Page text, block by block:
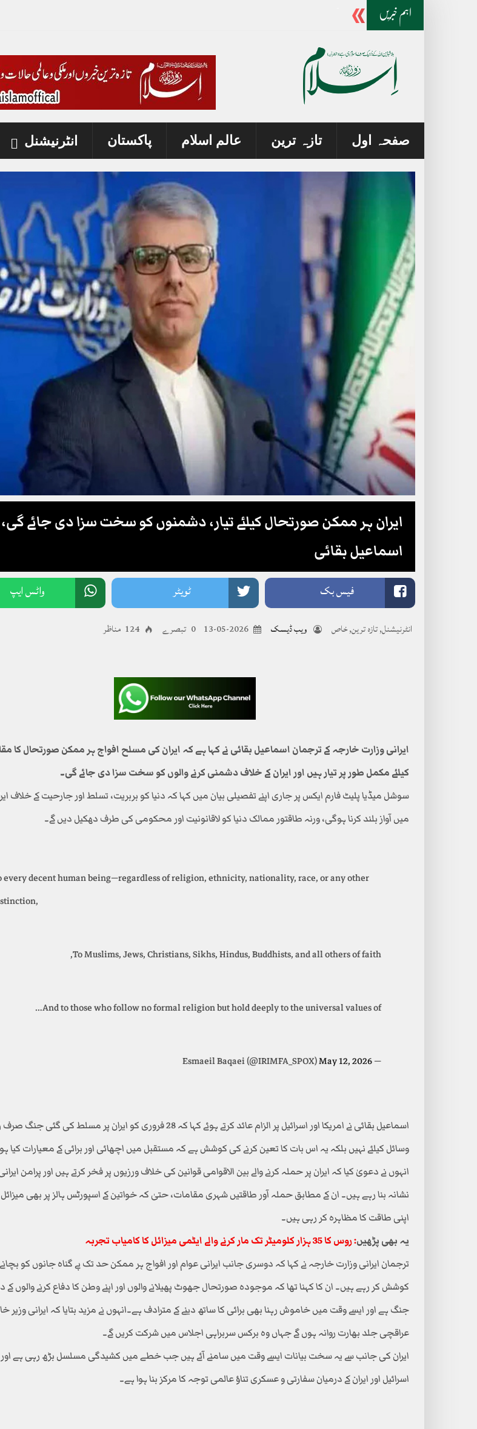
اہم خبریں
صفحہ اول تازہ ترین عالم اسلام پاکستان انٹرنیشنل
ایران ہر ممکن صورتحال کیلئے تیار، دشمنوں کو سخت سزا دی جائے گی،
اسماعیل بقائی
فیس بک ٹویٹر واٹس ایپ
انٹرنیشنل,تازہ ترین,خاص ویب ڈیسک 2026-05-13 0 تبصرے 124 مناظر
ایرانی وزارت خارجہ کے ترجمان اسماعیل بقائی نے کہا ہے کہ ایران کی مسلح افواج ہر ممکن صورتحال کا
کیلئے مکمل طور پر تیار ہیں اور ایران کے خلاف دشمنی کرنے والوں کو سخت سزا دی جائے گی۔
سوشل میڈیا پلیٹ فارم ایکس پر جاری اپنے تفصیلی بیان میں کہا کہ دنیا کو بربریت، تسلط اور جارحیت کے خلاف
میں آواز بلند کرنا ہوگی، ورنہ طاقتور ممالک دنیا کو لاقانونیت اور محکومی کی طرف دھکیل دیں گے۔
every decent human being—regardless of religion, ethnicity, nationality, race, or any other
To Muslims, Jews, Christians, Sikhs, Hindus, Buddhists, and all others of faith,
And to those who follow no formal religion but hold deeply to the universal values of…
— Esmaeil Baqaei (@IRIMFA_SPOX)
May 12, 2026
اسماعیل بقائی نے امریکا اور اسرائیل پر الزام عائد کرتے ہوئے کہا کہ 28 فروری کو ایران پر مسلط کی
وسائل کیلئے نہیں بلکہ یہ اس بات کا تعین کرنے کی کوشش ہے کہ مستقبل میں اچھائی اور برائی کے معیارات کیا
انہوں نے دعویٰ کیا کہ ایران پر حملہ کرنے والے بین الاقوامی قوانین کی خلاف ورزیوں پر فخر کرتے ہیں اور پرامن
نشانہ بنا رہے ہیں۔ ان کے مطابق حملہ آور طاقتیں شہری مقامات، حتیٰ کہ خواتین کے اسپورٹس ہالز پر بھی
اپنی طاقت کا مظاہرہ کر رہی ہیں۔
یہ بھی پڑھیں:روس کا 35 ہزار کلومیٹر تک مار کرنے والے ایٹمی میزائل کا کامیاب تجربہ
ترجمان ایرانی وزارت خارجہ نے کہا کہ دوسری جانب ایرانی عوام اور افواج ہر ممکن حد تک بے گناہ جانوں کو
کوشش کر رہے ہیں۔ ان کا کہنا تھا کہ موجودہ صورتحال جھوٹ پھیلانے والوں اور اپنے وطن کا دفاع کرنے والوں کے
جنگ ہے اور ایسے وقت میں خاموش رہنا بھی برائی کا ساتھ دینے کے مترادف ہے۔انہوں نے مزید بتایا کہ ایرانی وزیر
عراقچی جلد بھارت روانہ ہوں گے جہاں وہ برکس سربراہی اجلاس میں شرکت کریں گے۔
ایران کی جانب سے یہ سخت بیانات ایسے وقت میں سامنے آئے ہیں جب خطے میں کشیدگی مسلسل بڑھ رہی ہے اور
اسرائیل اور ایران کے درمیان سفارتی و عسکری تناؤ عالمی توجہ کا مرکز بنا ہوا ہے۔